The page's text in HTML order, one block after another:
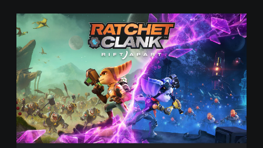
É
d
t
o
n
s
t
a
n
d